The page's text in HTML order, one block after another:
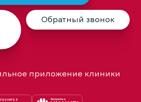
Обратный звонок
приложение клиники